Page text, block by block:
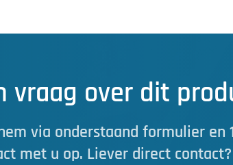
vraag over dit
via onderstaand formulier en
met u op. Liever direct